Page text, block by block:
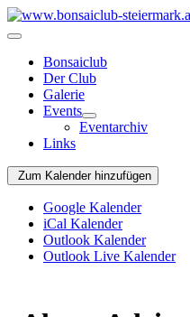
Bonsaiclub
Der Club
Galerie
Events
Eventarchiv
Links
Zum Kalender hinzufügen
Google Kalender
iCal Kalender
Outlook Kalender
Outlook Live Kalender